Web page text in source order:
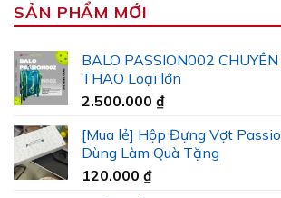
SẢN PHẨM MỚI
BALO PASSION002
THAO Loại lớn
2.500.000 ₫
[Mua lẻ] Hộp Đựng Vợt
Dùng Làm Quà Tặng
120.000 ₫